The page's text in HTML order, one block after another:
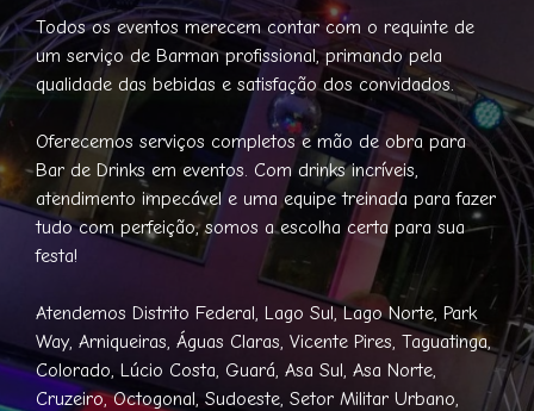
Todos os eventos merecem contar com o requinte de
um serviço de Barman profissional, primando pela
qualidade das bebidas e satisfação dos convidados.
Oferecemos serviços completos e mão de obra para
Bar de Drinks em eventos. Com drinks incríveis,
atendimento impecável e uma equipe treinada para fazer
tudo com perfeição, somos a escolha certa para sua
festa!
Atendemos Distrito Federal, Lago Sul, Lago Norte, Park
Way, Arniqueiras, Águas Claras, Vicente Pires, Taguatinga,
Colorado, Lúcio Costa, Guará, Asa Sul, Asa Norte,
Cruzeiro, Octogonal, Sudoeste, Setor Militar Urbano,